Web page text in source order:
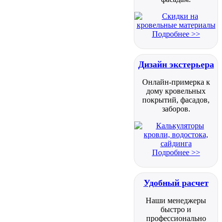
Подробнее >>
Дизайн экстерьера
Онлайн-примерка к
дому кровельных
покрытий, фасадов,
заборов.
Подробнее >>
Удобный расчет
Наши менеджеры
быстро и
профессионально